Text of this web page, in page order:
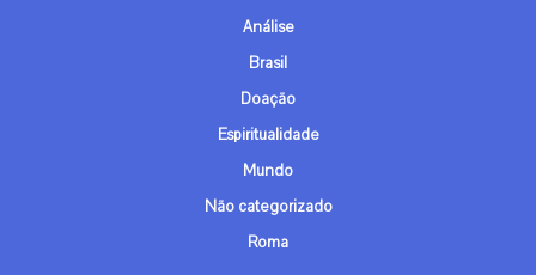
Análise
Brasil
Doação
Espiritualidade
Mundo
Não categorizado
Roma